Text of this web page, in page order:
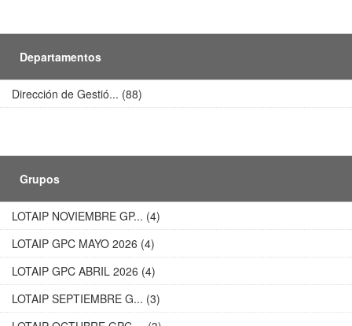
Departamentos
Dirección de Gestió... (88)
Grupos
LOTAIP NOVIEMBRE GP... (4)
LOTAIP GPC MAYO 2026 (4)
LOTAIP GPC ABRIL 2026 (4)
LOTAIP SEPTIEMBRE G... (3)